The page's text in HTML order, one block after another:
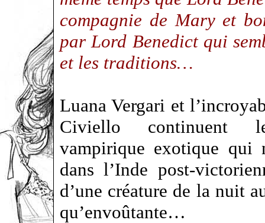
compagnie de Mary et
par Lord Benedict qui
et les traditions…
Luana Vergari et
Civiello continuent
vampirique exotique qui
dans l’Inde post-
d’une créature de la nuit
qu’envoûtante…